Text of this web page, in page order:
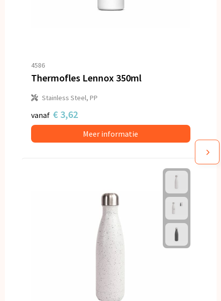
4586
Thermofles Lennox 350ml
Stainless Steel, PP
vanaf € 3,62
Meer informatie